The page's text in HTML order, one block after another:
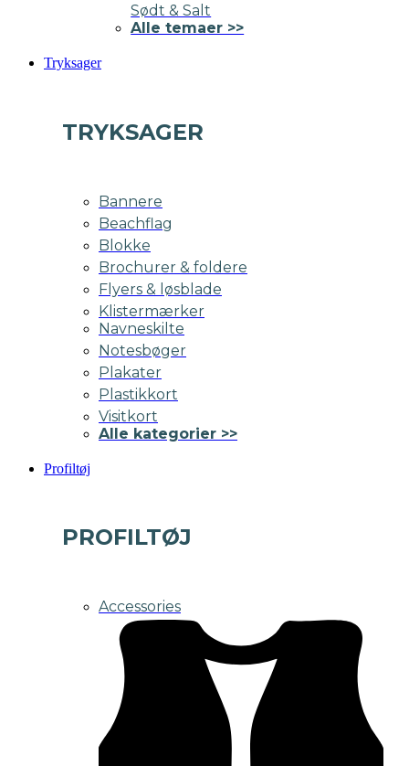
Sødt & Salt
Alle temaer >>
Tryksager
TRYKSAGER
Bannere
Beachflag
Blokke
Brochurer & foldere
Flyers & løsblade
Klistermærker
Navneskilte
Notesbøger
Plakater
Plastikkort
Visitkort
Alle kategorier >>
Profiltøj
PROFILTØJ
Accessories